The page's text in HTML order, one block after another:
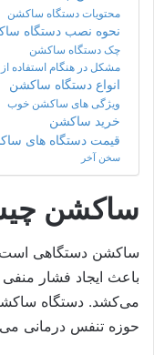
محتویات دستگاه ساکشن
نحوه نصب دستگاه
چک دستگاه ساکشن
مشکل در هنگام استفاده
انواع دستگاه‌ ساکشن
ویژگی های ساکشن خوب
خرید ساکشن
قیمت دستگاه های
سخن آخر
ساکشن
ساکشن دستگاهی است
باعث ایجاد فشار
می‌کشد. دستگاه
حوزه تنفس درمانی